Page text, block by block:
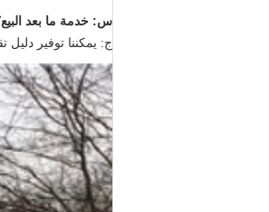
س: خدمة ما بعد
ج: يمكننا توفير دليل